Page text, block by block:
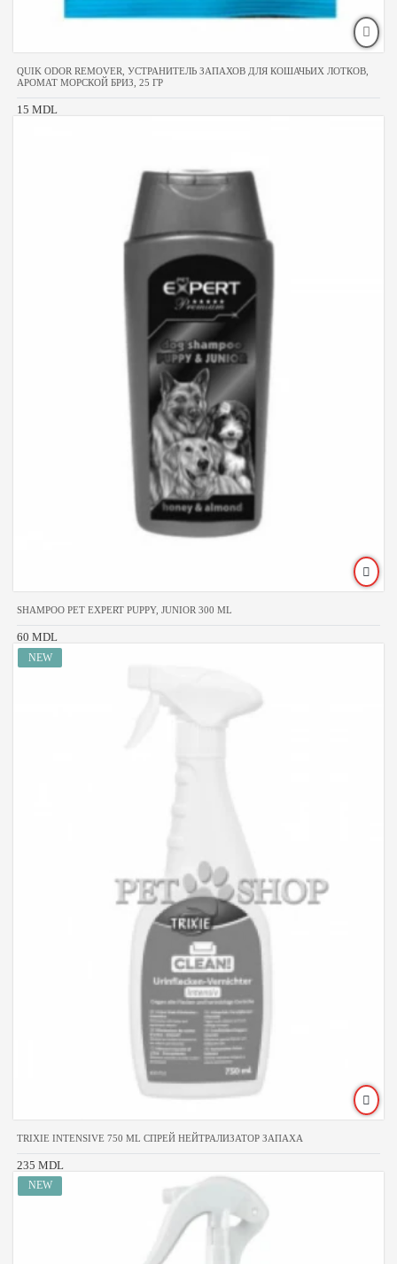
QUIK ODOR REMOVER, УСТРАНИТЕЛЬ ЗАПАХОВ ДЛЯ КОШАЧЬИХ ЛОТКОВ,
АРОМАТ МОРСКОЙ БРИЗ, 25 ГР
15 MDL
SHAMPOO PET EXPERT PUPPY, JUNIOR 300 ML
60 MDL
TRIXIE INTENSIVE 750 ML СПРЕЙ НЕЙТРАЛИЗАТОР ЗАПАХА
235 MDL